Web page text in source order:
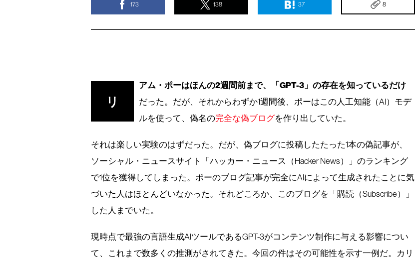
173 138 37 8
リ
アム・ポーはほんの2週間前まで、「GPT-3」の存在を知っているだけ
だった。だが、それからわずか1週間後、ポーはこの人工知能（AI）モデ
ルを使って、偽名の完全な偽ブログを作り出していた。
それは楽しい実験のはずだった。だが、偽ブログに投稿したたった1本の偽記事が、
ソーシャル・ニュースサイト「ハッカー・ニュース（Hacker News）」のランキング
で1位を獲得してしまった。ポーのブログ記事が完全にAIによって生成されたことに気
づいた人はほとんどいなかった。それどころか、このブログを「購読（Subscribe）」
した人までいた。
現時点で最強の言語生成AIツールであるGPT-3がコンテンツ制作に与える影響につい
て、これまで数多くの推測がされてきた。今回の件はその可能性を示す一例だ。カリ